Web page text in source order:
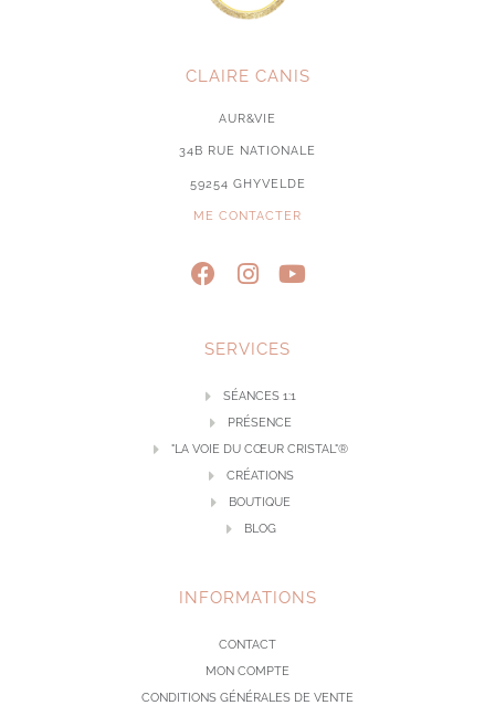
CLAIRE CANIS
AUR&VIE
34B RUE NATIONALE
59254 GHYVELDE
ME CONTACTER
SERVICES
SÉANCES 1:1
PRÉSENCE
"LA VOIE DU CŒUR CRISTAL"®
CRÉATIONS
BOUTIQUE
BLOG
INFORMATIONS
CONTACT
MON COMPTE
CONDITIONS GÉNÉRALES DE VENTE